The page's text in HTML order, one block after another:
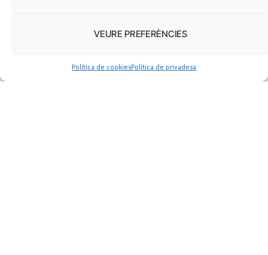
VEURE PREFERÈNCIES
Política de cookiesPolítica de privadesa